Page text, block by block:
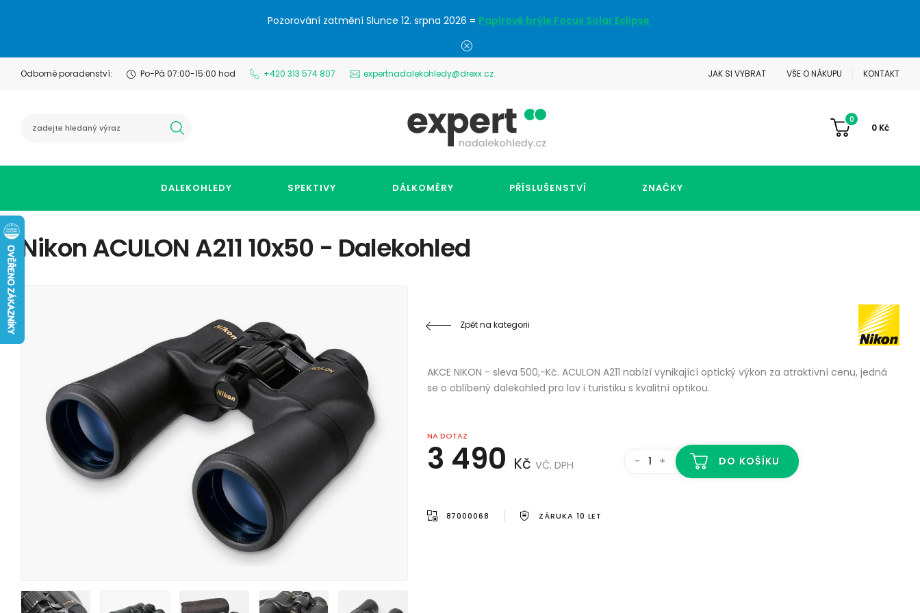
Pozorování zatmění Slunce 12. srpna 2026 = Papírové brýle Focus Solar Eclipse
Odborné poradenství: Po-Pá 07:00-15:00 hod +420 313 574 807 expertnadalekohledy@drexx.cz JAK SI VYBRAT VŠE O NÁKUPU KONTAKT
0
0 Kč
DALEKOHLEDY SPEKTIVY DÁLKOMĚRY PŘÍSLUŠENSTVÍ ZNAČKY
Nikon ACULON A211 10x50 - Dalekohled
Zpět na kategorii
AKCE NIKON - sleva 500,-Kč. ACULON A211 nabízí vynikající optický výkon za atraktivní cenu, jedná
se o oblíbený dalekohled pro lov i turistiku s kvalitní optikou.
NA DOTAZ
3 490 Kč VČ. DPH - + DO KOŠÍKU
87000068 ZÁRUKA 10 LET